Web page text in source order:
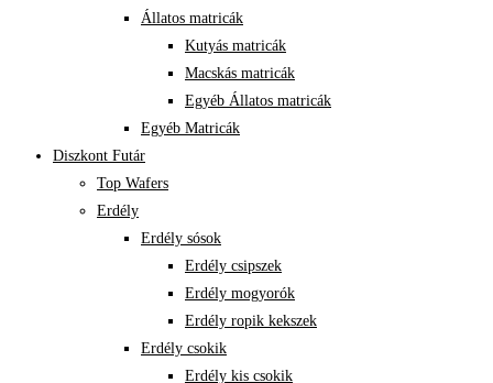
Állatos matricák
Kutyás matricák
Macskás matricák
Egyéb Állatos matricák
Egyéb Matricák
Diszkont Futár
Top Wafers
Erdély
Erdély sósok
Erdély csipszek
Erdély mogyorók
Erdély ropik kekszek
Erdély csokik
Erdély kis csokik